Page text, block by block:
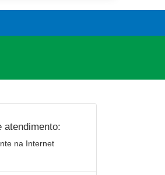
atendimento:
na Internet